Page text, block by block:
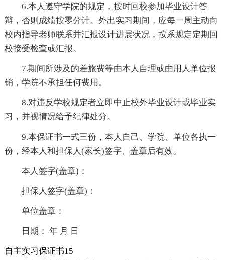
6.本人遵守学院的规定，按时回校参加毕业设计答
辩，否则成绩按零分计。外出实习期间，应每一周主动向
校内指导老师联系并汇报设计进展状况，按系规定定期回
校接受检查或汇报。
7.期间所涉及的差旅费等由本人自理或由用人单位报
销，学院不承担任何费用。
8.对违反学校规定者立即中止校外毕业设计或毕业实
习，并视情况给予纪律处分。
9.本保证书一式三份，本人自己、学院、单位各执一
份，经本人和担保人(家长)签字、盖章后有效。
本人签字(盖章)：
担保人签字(盖章)：
单位盖章：
日期： 年 月 日
自主实习保证书15